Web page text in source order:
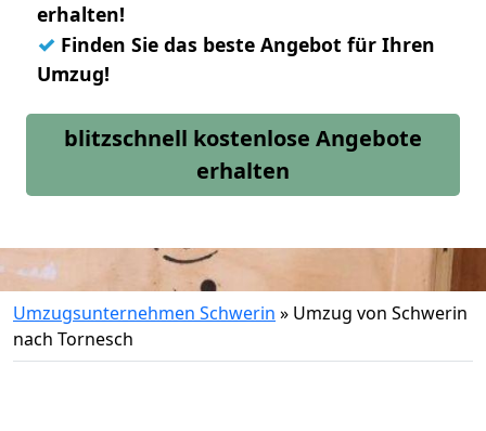
erhalten!
✓ Finden Sie das beste Angebot für Ihren
Umzug!
blitzschnell kostenlose Angebote
erhalten
Umzugsunternehmen Schwerin » Umzug von Schwerin
nach Tornesch